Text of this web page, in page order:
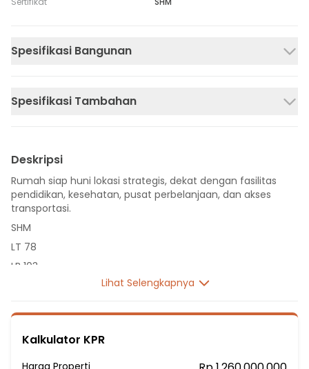
Spesifikasi Bangunan
Spesifikasi Tambahan
Deskripsi
Rumah siap huni lokasi strategis, dekat dengan fasilitas
pendidikan, kesehatan, pusat perbelanjaan, dan akses
transportasi.
SHM
LT 78
LB 103
Listrik 2200 VA
Sumber Air Tanah
Lihat Selengkapnya
Kalkulator KPR
Harga Properti